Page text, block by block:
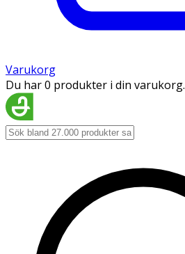
Varukorg
Du har 0 produkter i din varukorg.